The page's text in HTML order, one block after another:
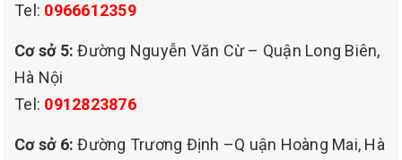
Tel: 0966612359
Cơ sở 5: Đường Nguyễn Văn Cừ – Quận Long Biên,
Hà Nội
Tel: 0912823876
Cơ sở 6: Đường Trương Định –Q uận Hoàng Mai, Hà